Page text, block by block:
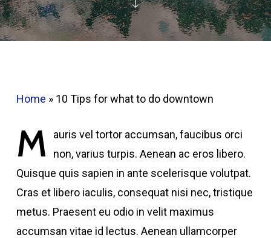
Home » 10 Tips for what to do downtown
M
auris vel tortor accumsan, faucibus orci
non, varius turpis. Aenean ac eros libero.
Quisque quis sapien in ante scelerisque volutpat.
Cras et libero iaculis, consequat nisi nec, tristique
metus. Praesent eu odio in velit maximus
accumsan vitae id lectus. Aenean ullamcorper